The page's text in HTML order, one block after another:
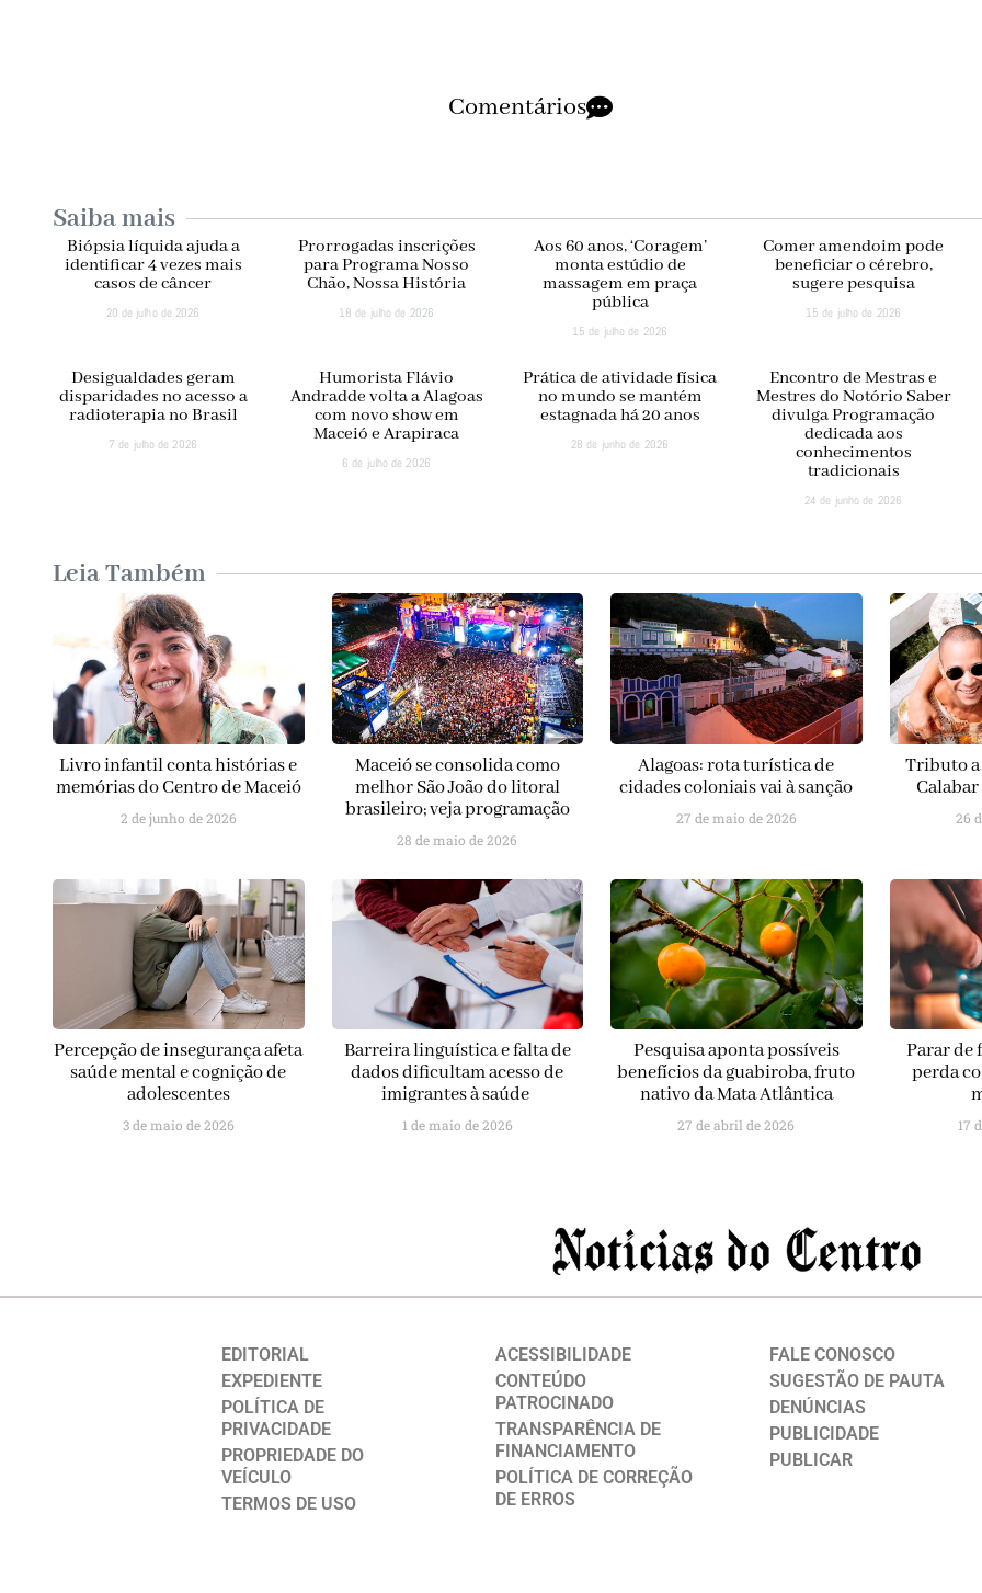
Comentários
Saiba mais
Biópsia líquida ajuda a
identificar 4 vezes mais
casos de câncer
20 de julho de 2026
Prorrogadas inscrições
para Programa Nosso
Chão, Nossa História
18 de julho de 2026
Aos 60 anos, ‘Coragem’
monta estúdio de
massagem em praça
pública
15 de julho de 2026
Comer amendoim pode
beneficiar o cérebro,
sugere pesquisa
15 de julho de 2026
Desigualdades geram
disparidades no acesso a
radioterapia no Brasil
7 de julho de 2026
Humorista Flávio
Andradde volta a Alagoas
com novo show em
Maceió e Arapiraca
6 de julho de 2026
Prática de atividade física
no mundo se mantém
estagnada há 20 anos
28 de junho de 2026
Encontro de Mestras e
Mestres do Notório Saber
divulga Programação
dedicada aos
conhecimentos
tradicionais
24 de junho de 2026
Leia Também
Livro infantil conta histórias e
memórias do Centro de Maceió
2 de junho de 2026
Maceió se consolida como
melhor São João do litoral
brasileiro; veja programação
28 de maio de 2026
Alagoas: rota turística de
cidades coloniais vai à sanção
27 de maio de 2026
Tributo a
26
Percepção de insegurança afeta
saúde mental e cognição de
adolescentes
3 de maio de 2026
Barreira linguística e falta de
dados dificultam acesso de
imigrantes à saúde
1 de maio de 2026
Pesquisa aponta possíveis
benefícios da guabiroba, fruto
nativo da Mata Atlântica
27 de abril de 2026
Parar de
perda
17
EDITORIAL
EXPEDIENTE
POLÍTICA DE
PRIVACIDADE
PROPRIEDADE DO
VEÍCULO
TERMOS DE USO
ACESSIBILIDADE
CONTEÚDO
PATROCINADO
TRANSPARÊNCIA DE
FINANCIAMENTO
POLÍTICA DE CORREÇÃO
DE ERROS
FALE CONOSCO
SUGESTÃO DE PAUTA
DENÚNCIAS
PUBLICIDADE
PUBLICAR